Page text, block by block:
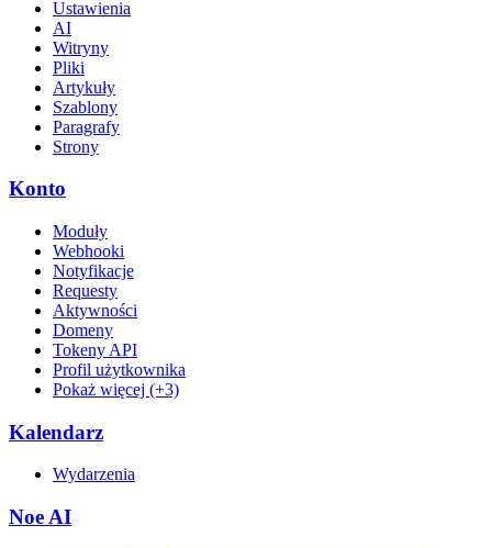
Ustawienia
AI
Witryny
Pliki
Artykuły
Szablony
Paragrafy
Strony
Konto
Moduły
Webhooki
Notyfikacje
Requesty
Aktywności
Domeny
Tokeny API
Profil użytkownika
Pokaż więcej (+3)
Kalendarz
Wydarzenia
Noe AI